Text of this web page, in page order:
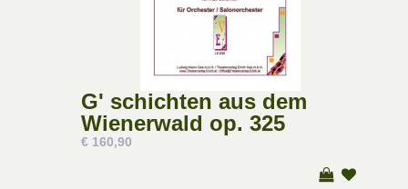
G' schichten aus dem
Wienerwald op. 325
€ 160,90